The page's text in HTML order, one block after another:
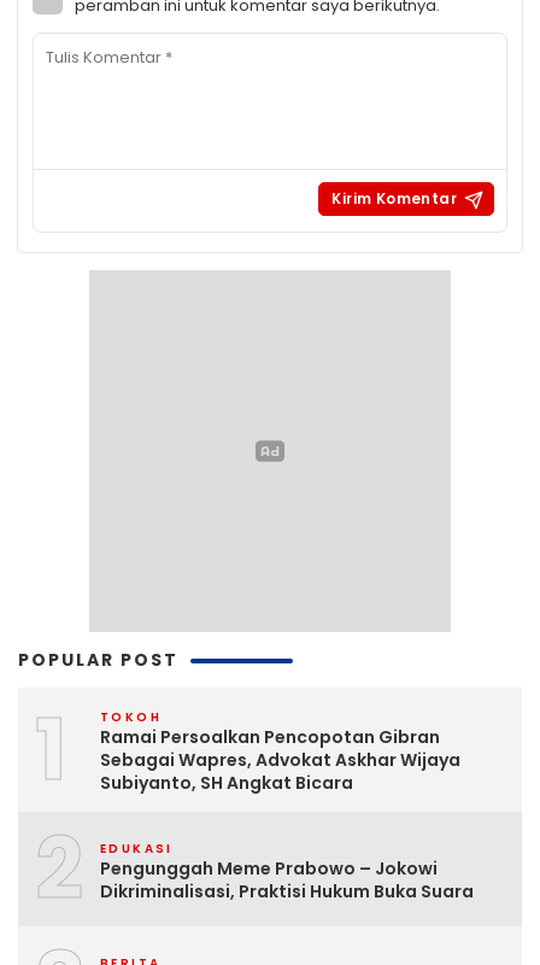
peramban ini untuk komentar saya berikutnya.
POPULAR POST
1 TOKOH
Ramai Persoalkan Pencopotan Gibran
Sebagai Wapres, Advokat Askhar Wijaya
Subiyanto, SH Angkat Bicara
2 EDUKASI
Pengunggah Meme Prabowo – Jokowi
Dikriminalisasi, Praktisi Hukum Buka Suara